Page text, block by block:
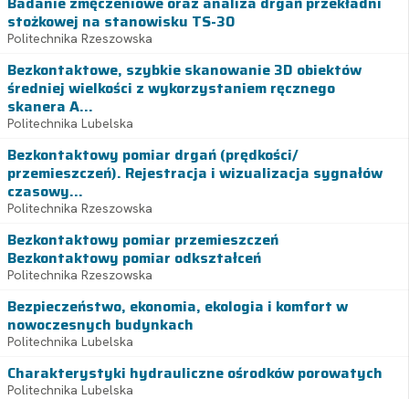
stożkowej na stanowisku TS-30
Politechnika Rzeszowska
Bezkontaktowe, szybkie skanowanie 3D obiektów
średniej wielkości z wykorzystaniem ręcznego
skanera A...
Politechnika Lubelska
Bezkontaktowy pomiar drgań (prędkości/
przemieszczeń). Rejestracja i wizualizacja sygnałów
czasowy...
Politechnika Rzeszowska
Bezkontaktowy pomiar przemieszczeń
Bezkontaktowy pomiar odkształceń
Politechnika Rzeszowska
Bezpieczeństwo, ekonomia, ekologia i komfort w
nowoczesnych budynkach
Politechnika Lubelska
Charakterystyki hydrauliczne ośrodków porowatych
Politechnika Lubelska